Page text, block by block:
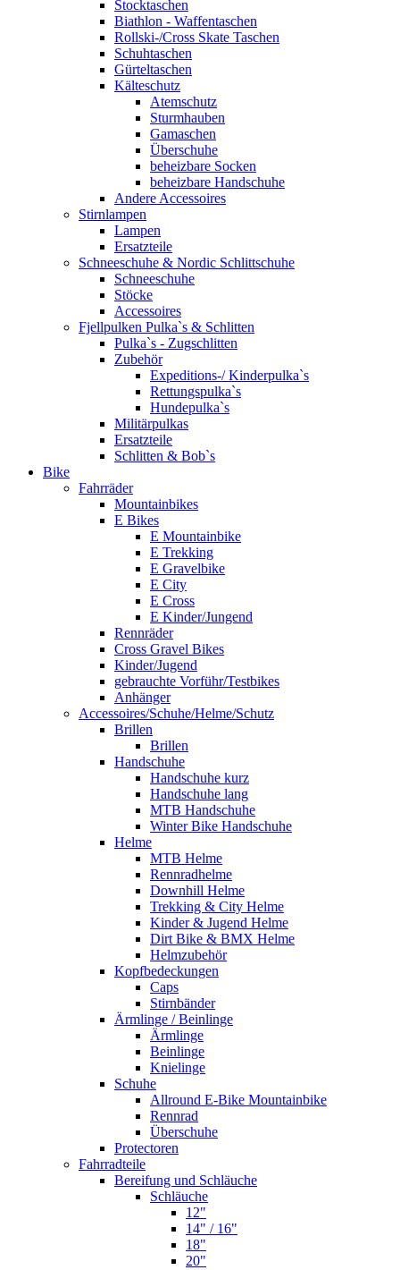
Stocktaschen
Biathlon - Waffentaschen
Rollski-/Cross Skate Taschen
Schuhtaschen
Gürteltaschen
Kälteschutz
Atemschutz
Sturmhauben
Gamaschen
Überschuhe
beheizbare Socken
beheizbare Handschuhe
Andere Accessoires
Stirnlampen
Lampen
Ersatzteile
Schneeschuhe & Nordic Schlittschuhe
Schneeschuhe
Stöcke
Accessoires
Fjellpulken Pulka`s & Schlitten
Pulka`s - Zugschlitten
Zubehör
Expeditions-/ Kinderpulka`s
Rettungspulka`s
Hundepulka`s
Militärpulkas
Ersatzteile
Schlitten & Bob`s
Bike
Fahrräder
Mountainbikes
E Bikes
E Mountainbike
E Trekking
E Gravelbike
E City
E Cross
E Kinder/Jungend
Rennräder
Cross Gravel Bikes
Kinder/Jugend
gebrauchte Vorführ/Testbikes
Anhänger
Accessoires/Schuhe/Helme/Schutz
Brillen
Brillen
Handschuhe
Handschuhe kurz
Handschuhe lang
MTB Handschuhe
Winter Bike Handschuhe
Helme
MTB Helme
Rennradhelme
Downhill Helme
Trekking & City Helme
Kinder & Jugend Helme
Dirt Bike & BMX Helme
Helmzubehör
Kopfbedeckungen
Caps
Stirnbänder
Ärmlinge / Beinlinge
Ärmlinge
Beinlinge
Knielinge
Schuhe
Allround E-Bike Mountainbike
Rennrad
Überschuhe
Protectoren
Fahrradteile
Bereifung und Schläuche
Schläuche
12"
14" / 16"
18"
20"